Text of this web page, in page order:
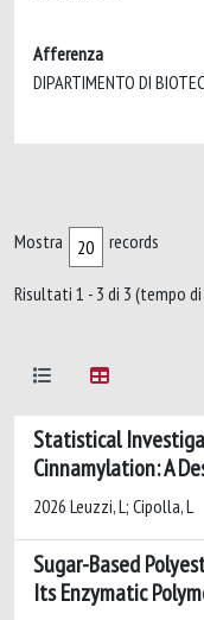
Afferenza
DIPARTIMENTO DI
Mostra records
Risultati 1 - 3 di 3 (tempo
Statistical
Cinnamylation: A
2026 Leuzzi, L; Cipolla, L
Sugar-Based
Its Enzymatic